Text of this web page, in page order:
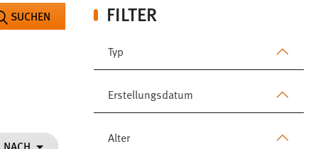
FILTER
Typ
Erstellungsdatum
Alter
SUCHEN